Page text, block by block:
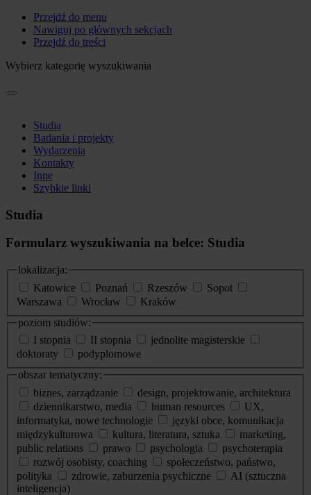
Przejdź do menu
Nawiguj po głównych sekcjach
Przejdź do treści
Wybierz kategorię wyszukiwania
Studia
Badania i projekty
Wydarzenia
Kontakty
Inne
Szybkie linki
Studia
Formularz wyszukiwania na belce: Studia
lokalizacja:
Katowice
Poznań Rzeszów
Sopot
Warszawa
Wrocław
Kraków
poziom studiów:
I stopnia
II stopnia
jednolite magisterskie
doktoraty
podyplomowe
obszar tematyczny:
biznes, zarządzanie
design, projektowanie, architektura
dziennikarstwo, media
human resources
UX,
informatyka, nowe technologie
języki obce, komunikacja
międzykulturowa
kultura, literatura, sztuka
marketing,
public relations
prawo psychologia
psychoterapia
rozwój osobisty, coaching
społeczeństwo, państwo,
polityka
zdrowie, zaburzenia psychiczne
AI (sztuczna
inteligencja)